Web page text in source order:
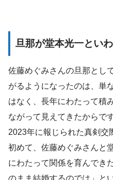
旦那が堂本光一とい
佐藤めぐみさんの旦那とし
がるようになったのは、単
はなく、長年にわたって積
ながって見えてきたからで
2023年に報じられた真剣交
初めて、佐藤めぐみさんと
にわたって関係を育んでき
のまま結婚するのでは」と